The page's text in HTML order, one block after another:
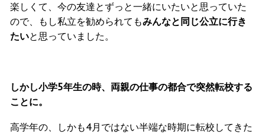
楽しくて、今の友達とずっと一緒にいたいと思っていた
ので、もし私立を勧められてもみんなと同じ公立に行き
たいと思っていました。
しかし小学5年生の時、両親の仕事の都合で突然転校する
ことに。
高学年の、しかも4月ではない半端な時期に転校してきた